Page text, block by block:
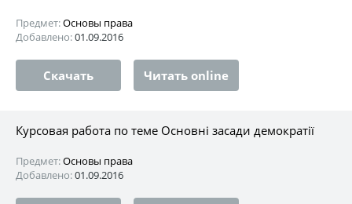
Предмет:Основы права
Добавлено:01.09.2016
Скачать Читать online
Курсовая работа по теме Основні засади демократії
Предмет:Основы права
Добавлено:01.09.2016